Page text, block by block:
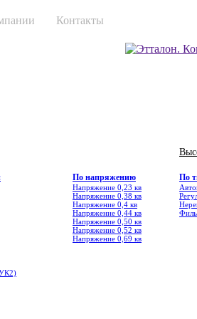
Контакты
По напряжению
Напряжение 0,23 кв
Напряжение 0,38 кв
Напряжение 0,4 кв
Напряжение 0,44 кв
Напряжение 0,50 кв
Напряжение 0,52 кв
Напряжение 0,69 кв
По